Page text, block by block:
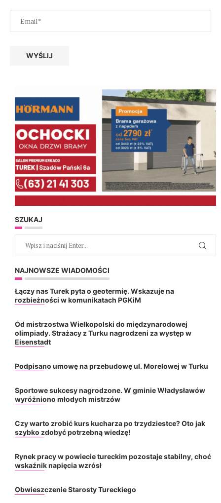
SZUKAJ
NAJNOWSZE WIADOMOŚCI
Łączy nas Turek pyta o geotermię. Wskazuje na
rozbieżności w komunikatach PGKiM
Od mistrzostwa Wielkopolski do międzynarodowej
olimpiady. Strażacy z Turku nagrodzeni za występ w
Eisenstadt
Podpisano umowę na przebudowę ul. Morelowej w Turku
Sportowe sukcesy nagrodzone. W gminie Władysławów
wyróżniono młodych mistrzów
Czy warto zrobić kurs kucharza po trzydziestce? Oto jak
szybko zdobyć potrzebną wiedzę!
Rynek pracy w powiecie tureckim pozostaje stabilny, choć
wskaźnik napięcia wzrósł
Obwieszczenie Starosty Tureckiego